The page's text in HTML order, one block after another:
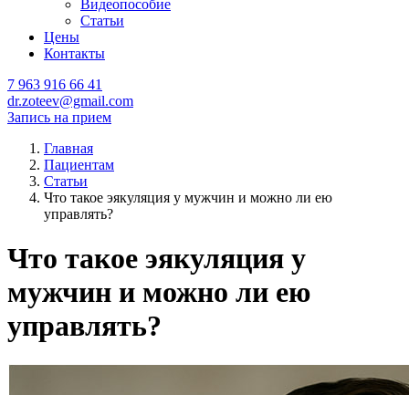
Видеопособие
Статьи
Цены
Контакты
7 963 916 66 41
dr.zoteev@gmail.com
Запись на прием
Главная
Пациентам
Статьи
Что такое эякуляция у мужчин и можно ли ею
управлять?
Что такое эякуляция у
мужчин и можно ли ею
управлять?